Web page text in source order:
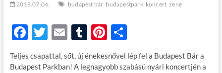
2018.07.04. budapest bár budapestpark koncert zene
F
e
T
w
itt
E
m
ail
T
u
m
Pi
nt
er
O
ss
za
Teljes csapattal, sőt, új énekesnővel lép fel a Budapest Bár a
Budapest Parkban! A legnagyobb szabású nyári koncertjén a